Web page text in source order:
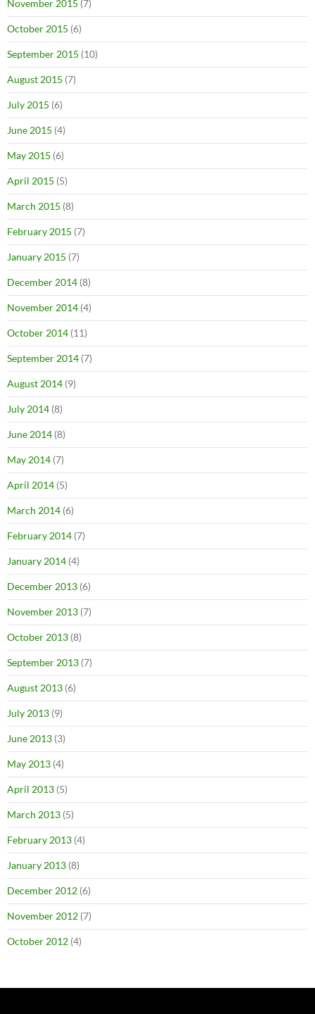
November 2015 (7)
October 2015 (6)
September 2015 (10)
August 2015 (7)
July 2015 (6)
June 2015 (4)
May 2015 (6)
April 2015 (5)
March 2015 (8)
February 2015 (7)
January 2015 (7)
December 2014 (8)
November 2014 (4)
October 2014 (11)
September 2014 (7)
August 2014 (9)
July 2014 (8)
June 2014 (8)
May 2014 (7)
April 2014 (5)
March 2014 (6)
February 2014 (7)
January 2014 (4)
December 2013 (6)
November 2013 (7)
October 2013 (8)
September 2013 (7)
August 2013 (6)
July 2013 (9)
June 2013 (3)
May 2013 (4)
April 2013 (5)
March 2013 (5)
February 2013 (4)
January 2013 (8)
December 2012 (6)
November 2012 (7)
October 2012 (4)